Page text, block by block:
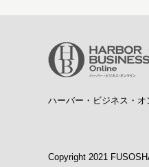
ハーバー・ビジネス・
Copyright 2021